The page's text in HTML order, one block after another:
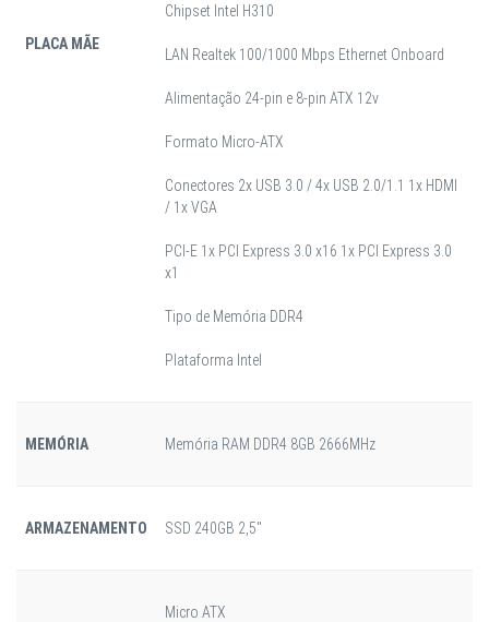
PLACA MÃE
Chipset Intel H310
LAN Realtek 100/1000 Mbps Ethernet Onboard
Alimentação 24-pin e 8-pin ATX 12v
Formato Micro-ATX
Conectores 2x USB 3.0 / 4x USB 2.0/1.1 1x HDMI
/ 1x VGA
PCI-E 1x PCI Express 3.0 x16 1x PCI Express 3.0
x1
Tipo de Memória DDR4
Plataforma Intel
MEMÓRIA Memória RAM DDR4 8GB 2666MHz
ARMAZENAMENTO SSD 240GB 2,5"
Micro ATX